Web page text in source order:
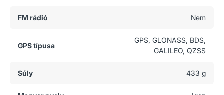
FM rádió Nem
GPS típusa
GPS, GLONASS, BDS,
GALILEO, QZSS
Súly 433 g